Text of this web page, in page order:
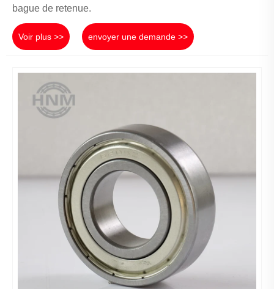
bague de retenue.
Voir plus >> envoyer une demande >>